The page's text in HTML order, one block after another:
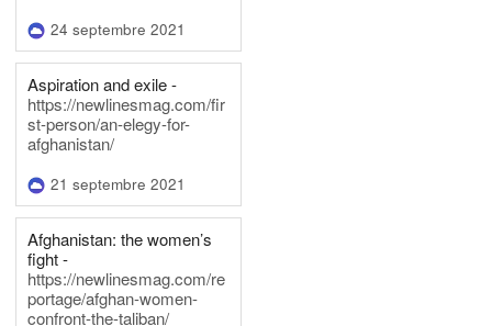
24 septembre 2021
Aspiration and exile -
https://newlinesmag.com/fir
st-person/an-elegy-for-
afghanistan/
21 septembre 2021
Afghanistan: the women’s
fight -
https://newlinesmag.com/re
portage/afghan-women-
confront-the-taliban/